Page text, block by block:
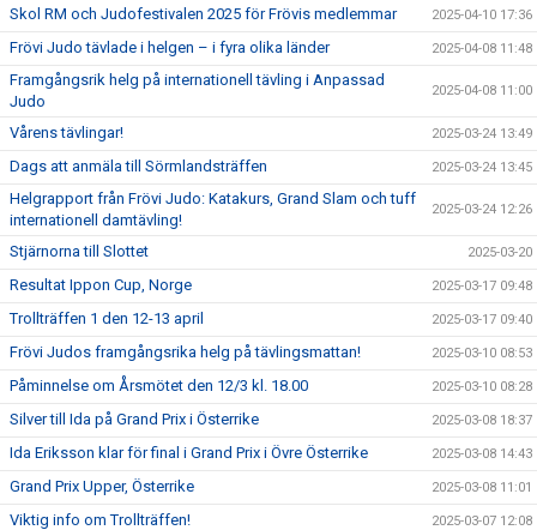
Skol RM och Judofestivalen 2025 för Frövis medlemmar 2025-04-10 17:36
Frövi Judo tävlade i helgen – i fyra olika länder 2025-04-08 11:48
Framgångsrik helg på internationell tävling i Anpassad
Judo
2025-04-08 11:00
Vårens tävlingar! 2025-03-24 13:49
Dags att anmäla till Sörmlandsträffen 2025-03-24 13:45
Helgrapport från Frövi Judo: Katakurs, Grand Slam och tuff
internationell damtävling!
2025-03-24 12:26
Stjärnorna till Slottet 2025-03-20
Resultat Ippon Cup, Norge 2025-03-17 09:48
Trollträffen 1 den 12-13 april 2025-03-17 09:40
Frövi Judos framgångsrika helg på tävlingsmattan! 2025-03-10 08:53
Påminnelse om Årsmötet den 12/3 kl. 18.00 2025-03-10 08:28
Silver till Ida på Grand Prix i Österrike 2025-03-08 18:37
Ida Eriksson klar för final i Grand Prix i Övre Österrike 2025-03-08 14:43
Grand Prix Upper, Österrike 2025-03-08 11:01
Viktig info om Trollträffen! 2025-03-07 12:08